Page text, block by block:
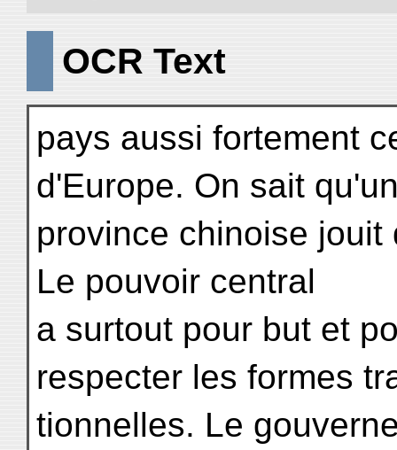
OCR Text
pays aussi fortement
d'Europe. On sait
province chinoise
Le pouvoir central
a surtout pour but et
respecter les formes
tionnelles. Le